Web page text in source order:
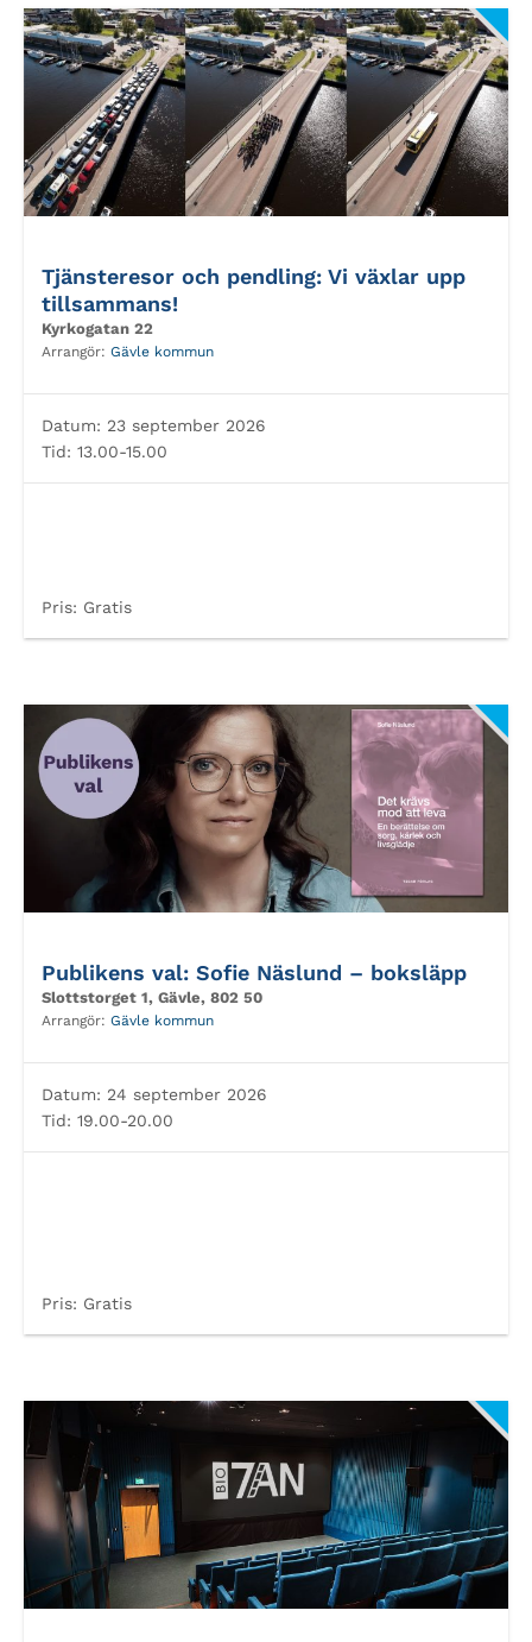
Tjänsteresor och pendling: Vi växlar upp
tillsammans!
Kyrkogatan 22
Arrangör: Gävle kommun
Datum: 23 september 2026
Tid: 13.00-15.00
Pris: Gratis
Publikens val: Sofie Näslund – boksläpp
Slottstorget 1, Gävle, 802 50
Arrangör: Gävle kommun
Datum: 24 september 2026
Tid: 19.00-20.00
Pris: Gratis